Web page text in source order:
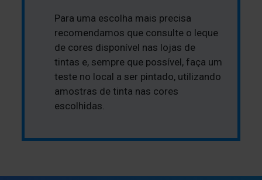
Para uma escolha mais precisa
recomendamos que consulte o leque
de cores disponível nas lojas de
tintas e, sempre que possível, faça um
teste no local a ser pintado, utilizando
amostras de tinta nas cores
escolhidas.